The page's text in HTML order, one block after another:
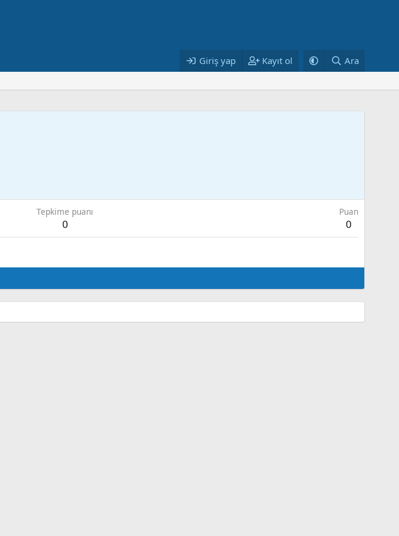
Giriş yap Kayıt ol Ara
Tepkime puanı
0
Puan
0